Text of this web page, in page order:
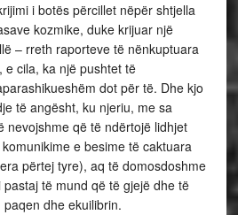
i botës përcillet nëpër shtjella
kozmike, duke krijuar një
– rreth raporteve të nënkuptuara
e cila, ka një pushtet të
dot për të. Dhe kjo
të angësht, ku njeriu, me sa
nevojshme që të ndërtojë lidhjet
e besime të caktuara
përtej tyre), aq të domosdoshme
të mund që të gjejë dhe të
dhe ekuilibrin.